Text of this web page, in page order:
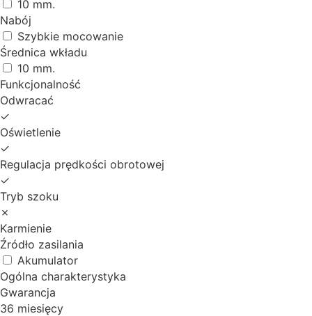
10 mm.
Nabój
Szybkie mocowanie
Średnica wkładu
10 mm.
Funkcjonalność
Odwracać
✓
Oświetlenie
✓
Regulacja prędkości obrotowej
✓
Tryb szoku
✗
Karmienie
Źródło zasilania
Akumulator
Ogólna charakterystyka
Gwarancja
36 miesięcy